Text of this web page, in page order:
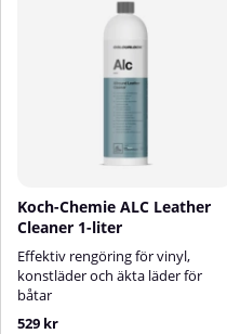
Koch-Chemie ALC Leather
Cleaner 1-liter
Effektiv rengöring för vinyl,
konstläder och äkta läder för
båtar
529 kr